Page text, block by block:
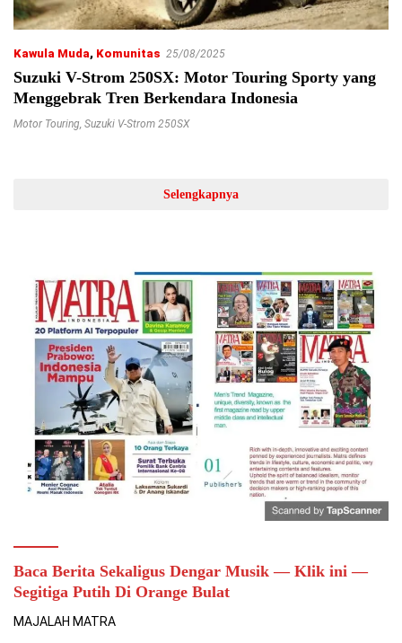
Kawula Muda, Komunitas 25/08/2025
Suzuki V-Strom 250SX: Motor Touring Sporty yang
Menggebrak Tren Berkendara Indonesia
Motor Touring, Suzuki V-Strom 250SX
Selengkapnya
Baca Berita Sekaligus Dengar Musik — Klik ini —
Segitiga Putih Di Orange Bulat
MAJALAH MATRA